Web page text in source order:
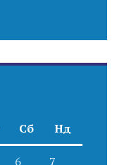
Сб Нд
6 7